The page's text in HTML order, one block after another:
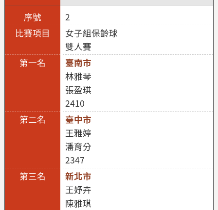
2
女子組保齡球
雙人賽
臺南市
林雅琴
張盈琪
2410
臺中市
王雅婷
潘育分
2347
新北市
王妤卉
陳雅琪